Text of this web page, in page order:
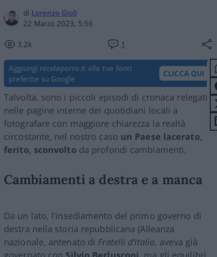
di Lorenzo Gioli
22 Marzo 2023, 5:56
3.2k 1
Aggiungi nicolaporro.it alle tue fonti
preferite su Google
CLICCA QUI
Talvolta, sono i piccoli episodi di cronaca relegati
nelle pagine interne dei quotidiani locali a
fotografare con maggiore chiarezza la realtà
circostante, nel nostro caso un Paese lacerato,
ferito, sconvolto da profondi cambiamenti.
Cambiamenti a destra e a manca
Da un lato, l’insediamento del primo governo di
destra nella storia repubblicana (Alleanza
nazionale, antenato di Fratelli d’Italia, aveva già